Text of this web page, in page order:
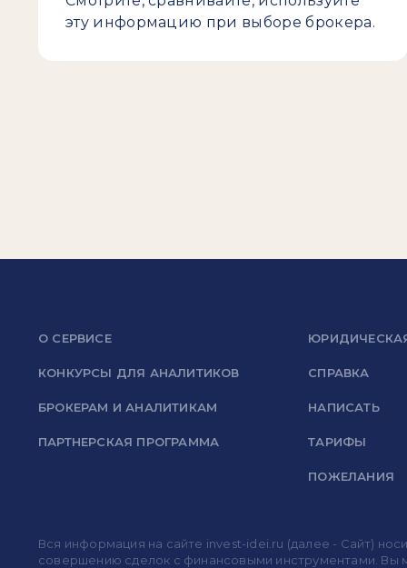
эту информацию при выборе брокера.
О СЕРВИСЕ
КОНКУРСЫ ДЛЯ АНАЛИТИКОВ
БРОКЕРАМ И АНАЛИТИКАМ
ПАРТНЕРСКАЯ ПРОГРАММА
СПРАВКА
НАПИСАТЬ
ТАРИФЫ
ПОЖЕЛАНИЯ
Вся информация на сайте invest-idei.ru (далее - Сайт)
совершению сделок с финансовыми инструментами. Вы